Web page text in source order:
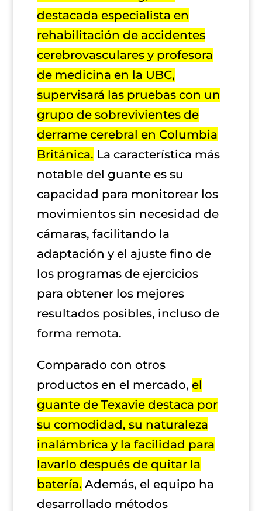
destacada especialista en
rehabilitación de accidentes
cerebrovasculares y profesora
de medicina en la UBC,
supervisará las pruebas con un
grupo de sobrevivientes de
derrame cerebral en Columbia
Británica. La característica más
notable del guante es su
capacidad para monitorear los
movimientos sin necesidad de
cámaras, facilitando la
adaptación y el ajuste fino de
los programas de ejercicios
para obtener los mejores
resultados posibles, incluso de
forma remota.
Comparado con otros
productos en el mercado, el
guante de Texavie destaca por
su comodidad, su naturaleza
inalámbrica y la facilidad para
lavarlo después de quitar la
batería. Además, el equipo ha
desarrollado métodos